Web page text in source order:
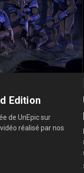
Edition
de UnEpic sur
réalisé par nos